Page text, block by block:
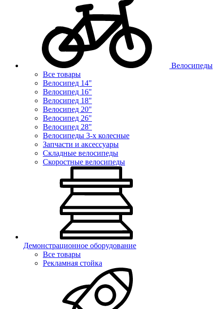
Велосипеды
Все товары
Велосипед 14"
Велосипед 16"
Велосипед 18"
Велосипед 20"
Велосипед 26"
Велосипед 28"
Велосипеды 3-х колесные
Запчасти и аксессуары
Складные велосипеды
Скоростные велосипеды
Демонстрационное оборудование
Все товары
Рекламная стойка